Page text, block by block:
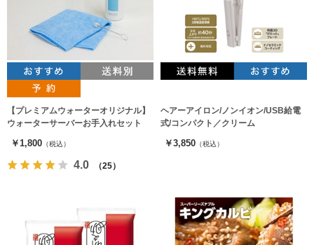
【プレミアムウォーターオリジナル】
ウォーターサーバーお手入れセット
￥1,800 （税込）
4.0 （25）
ヘアーアイロン/ノンイオン/USB給電
式/コンパクト／クリーム
￥3,850 （税込）